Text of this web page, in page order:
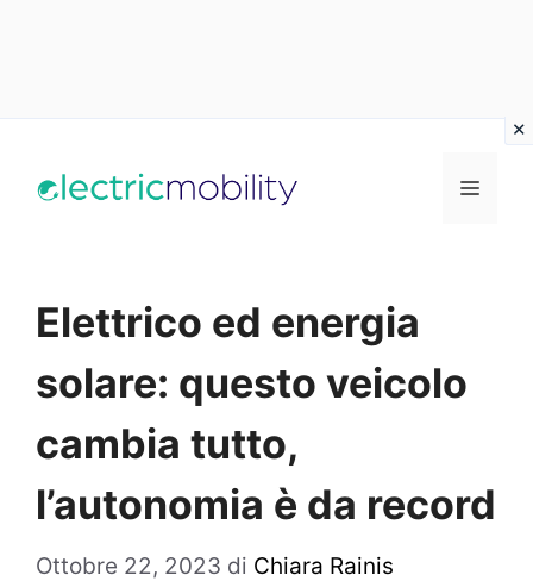
Menu
Elettrico ed energia
solare: questo veicolo
cambia tutto,
l’autonomia è da record
Ottobre 22, 2023 di Chiara Rainis